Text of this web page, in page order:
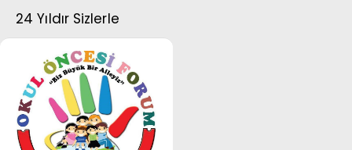
24 Yıldır Sizlerle